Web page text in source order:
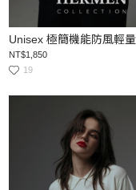
NT$1,850
19